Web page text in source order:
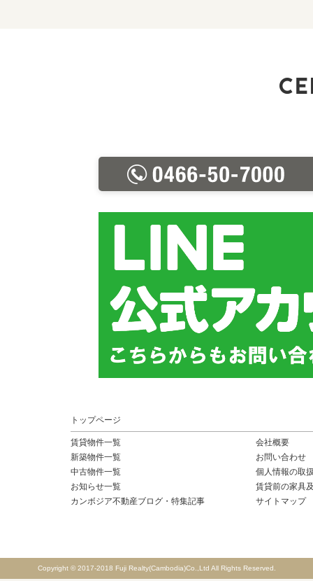
トップページ
賃貸物件一覧
新築物件一覧
中古物件一覧
お知らせ一覧
カンボジア不動産ブログ・特集記事
会社概要
お問い合わせ
個人情報の取
賃貸前の家具
サイトマップ
Copyright © 2017-2018 Fuji Realty(Cambodia)Co.,Ltd All Rights Reserved.